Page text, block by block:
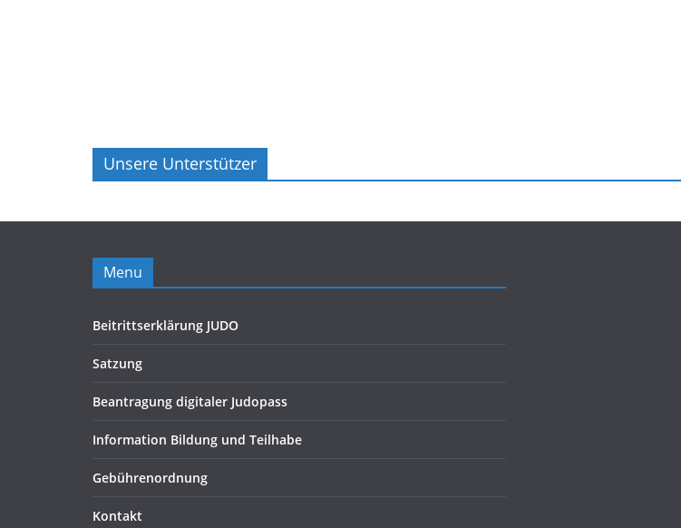
Unsere Unterstützer
Menu
Beitrittserklärung JUDO
Satzung
Beantragung digitaler Judopass
Information Bildung und Teilhabe
Gebührenordnung
Kontakt